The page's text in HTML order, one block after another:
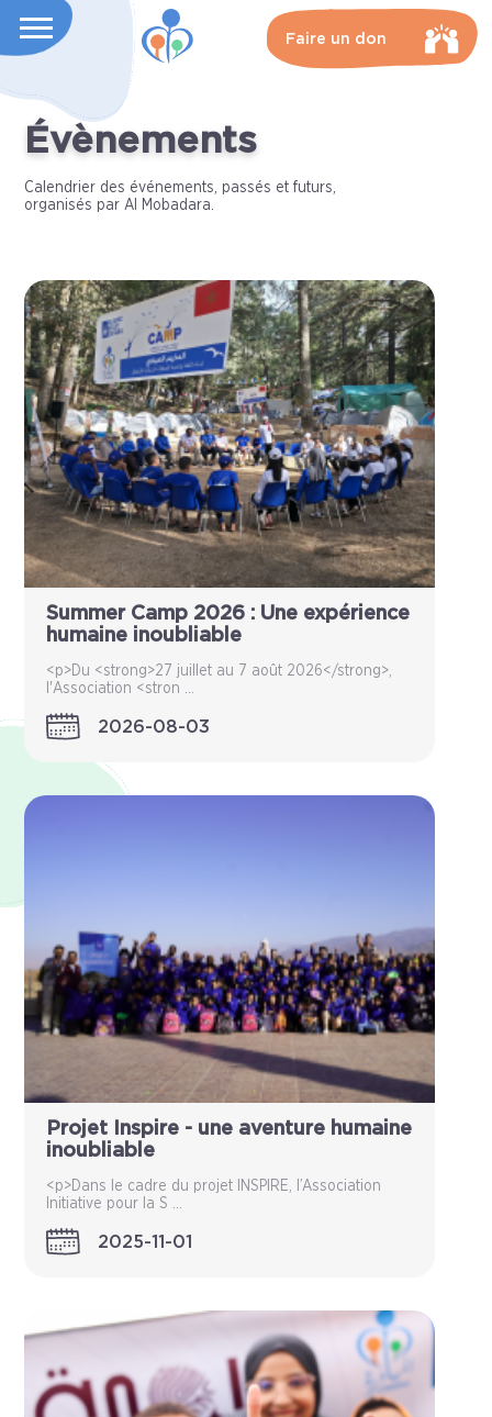
Faire un don
Évènements
Calendrier des événements, passés et futurs,
organisés par Al Mobadara.
Summer Camp 2026 : Une expérience
humaine inoubliable
<p>Du <strong>27 juillet au 7 août 2026</strong>,
l'Association <stron ...
2026-08-03
Projet Inspire - une aventure humaine
inoubliable
<p>Dans le cadre du projet INSPIRE, l’Association
Initiative pour la S ...
2025-11-01